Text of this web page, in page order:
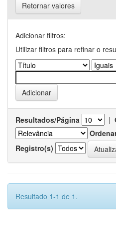
Retornar valores
Adicionar filtros:
Utilizar filtros para refinar o
Resultados/Página |
Registro(s)
Resultado 1-1 de 1.